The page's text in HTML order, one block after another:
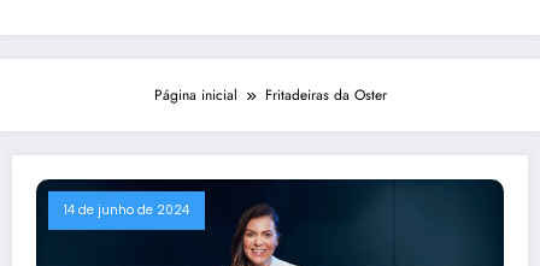
Página inicial Fritadeiras da Oster
14 de junho de 2024